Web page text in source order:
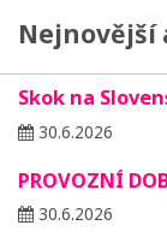
Skok na
30.6.2026
PROVOZNÍ
30.6.2026